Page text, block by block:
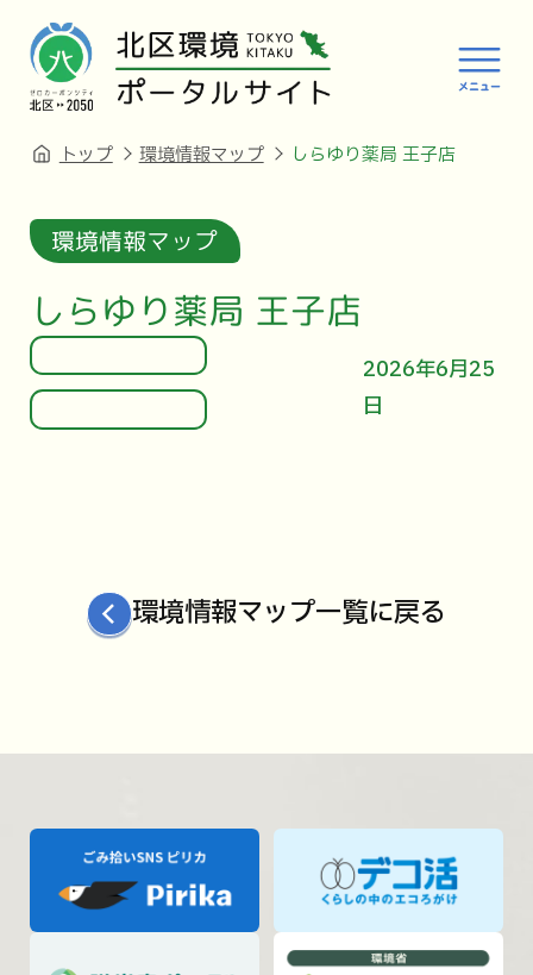
トップ 環境情報マップ しらゆり薬局 王子店
環境情報マップ
しらゆり薬局 王子店
2026年6月25
日
環境情報マップ一覧に戻る